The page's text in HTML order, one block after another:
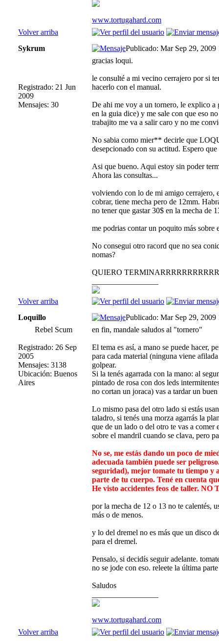
www.tortugahard.com
Volver arriba
Sykrum
Publicado: Mar Sep 29, 2009
Registrado: 21 Jun
2009
Mensajes: 30
gracias loqui.
le consulté a mi vecino cerrajero por si
hacerlo con el manual.
De ahi me voy a un tornero, le explico a
en la guia dice) y me sale con que eso
trabajito me va a salir caro y no me
No sabia como mier** decirle que
desepcionado con su actitud. Espero
Asi que bueno. Aqui estoy sin poder
Ahora las consultas...
volviendo con lo de mi amigo cerrajero,
cobrar, tiene mecha pero de 12mm.
no tener que gastar 30$ en la mecha de
me podrias contar un poquito más sobre
No consegui otro racord que no sea
nomas?
QUIERO
Volver arriba
Loquillo
Publicado: Mar Sep 29, 2009
Rebel Scum
Registrado: 26 Sep
2005
Mensajes: 3138
Ubicación: Buenos
Aires
en fin, mandale saludos al "tornero"
El tema es así, a mano se puede hacer,
para cada material (ninguna viene
golpear.
Si la tenés agarrada con la mano: al
pintado de rosa con dos leds
no cortan un joraca) vas a tardar un
Lo mismo pasa del otro lado si estás
taladro, si tenés una morza agarrás la
que de un lado o del otro te vas a comer
sobre el mandril cuando se clava, pero
No se, me estás dando un poco de
adecuada también puede ser
seguridad), mejor tomate tu tiempo y
parte de tu cuerpo. Tené en cuenta
He visto accidentes feos de taller. NO
por la mecha de 12 o 13 no te calentés,
más o de menos.
y lo del dremel no es más que un disco
para el dremel.
Pensalo, si decidís seguir adelante.
no se jode con eso. releete la última
Saludos
www.tortugahard.com
Volver arriba